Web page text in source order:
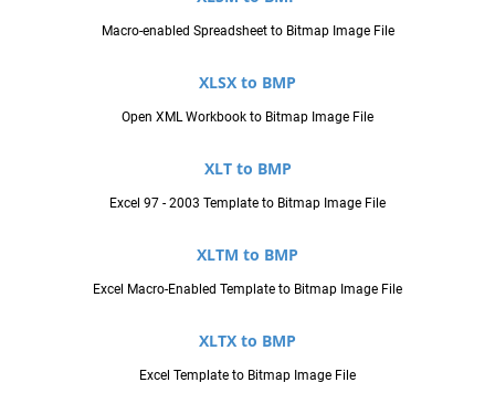
Macro-enabled Spreadsheet to Bitmap Image File
XLSX to BMP
Open XML Workbook to Bitmap Image File
XLT to BMP
Excel 97 - 2003 Template to Bitmap Image File
XLTM to BMP
Excel Macro-Enabled Template to Bitmap Image File
XLTX to BMP
Excel Template to Bitmap Image File